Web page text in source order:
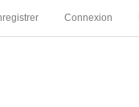
Connexion